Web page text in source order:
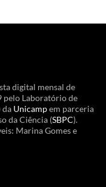
digital mensal de
pelo Laboratório de
da Unicampem parceria
da Ciência (SBPC).
Marina Gomes e